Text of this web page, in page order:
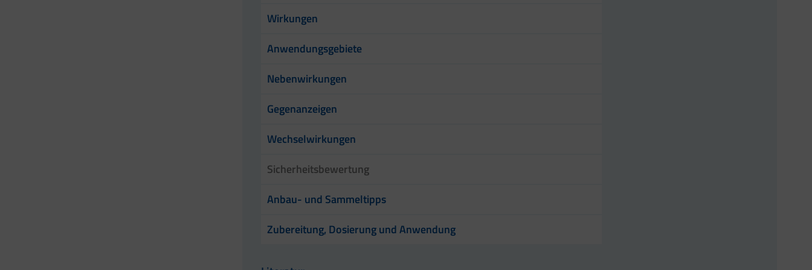
Wirkungen
Anwendungsgebiete
Nebenwirkungen
Gegenanzeigen
Wechselwirkungen
Sicherheitsbewertung
Anbau- und Sammeltipps
Zubereitung, Dosierung und Anwendung